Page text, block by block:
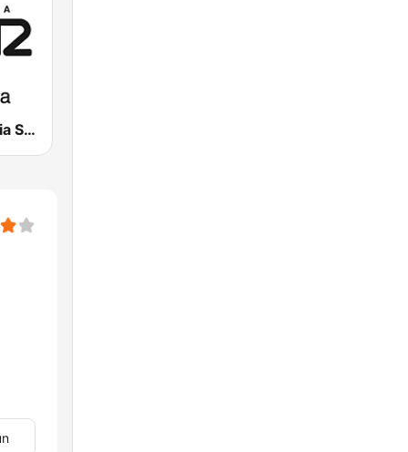
Radio Valencia SER